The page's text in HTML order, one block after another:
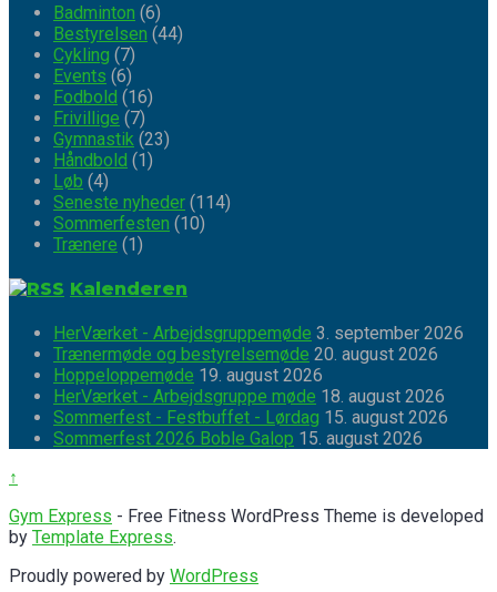
Badminton (6)
Bestyrelsen (44)
Cykling (7)
Events (6)
Fodbold (16)
Frivillige (7)
Gymnastik (23)
Håndbold (1)
Løb (4)
Seneste nyheder (114)
Sommerfesten (10)
Trænere (1)
Kalenderen
HerVærket - Arbejdsgruppemøde 3. september 2026
Trænermøde og bestyrelsemøde 20. august 2026
Hoppeloppemøde 19. august 2026
HerVærket - Arbejdsgruppe møde 18. august 2026
Sommerfest - Festbuffet - Lørdag 15. august 2026
Sommerfest 2026 Boble Galop 15. august 2026
↑
Gym Express - Free Fitness WordPress Theme is developed
by Template Express.
Proudly powered by WordPress